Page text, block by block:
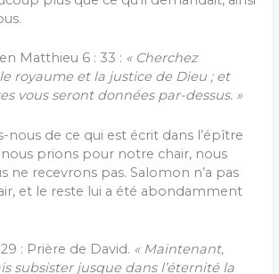
Matthieu 6 : 33 : « Cherchez
royaume et la justice de Dieu ; et
vous seront données par-dessus. »
nous de ce qui est écrit dans l’épître
nous prions pour notre chair, nous
ne recevrons pas. Salomon n’a pas
et le reste lui a été abondamment
: Prière de David. « Maintenant,
subsister jusque dans l’éternité la